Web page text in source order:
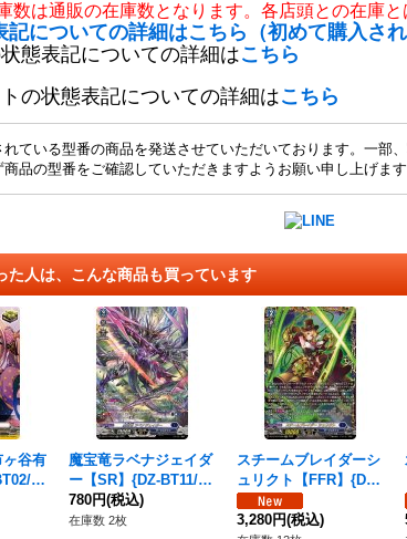
数は通販の在庫数となります。各店頭との在庫と
記についての詳細はこちら（初めて購入さ
態表記についての詳細はこちら
の状態表記についての詳細はこちら
ている型番の商品を発送させていただいております。一部
品の型番をご確認していただきますようお願い申し上げます
た人は、こんな商品も買っています
谷有
E
魔宝竜ラベナジェイダ
ー【SR】{DZ-BT11/S
R10}《ダークステイ
ツ》
780円(税込)
在庫数 2枚
スチームブレイダーシ
ュリクト【FFR】{DZ-
BT16/FFR06}《ダーク
ステイツ》
3,280円(税込)